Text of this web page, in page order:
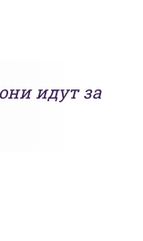
идут за